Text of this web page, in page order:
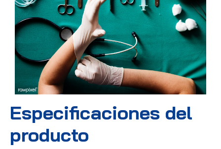
Especificaciones del
producto